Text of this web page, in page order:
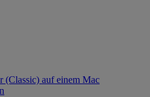
(Classic) auf einem Mac